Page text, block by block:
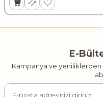
E-
Kampanya ve